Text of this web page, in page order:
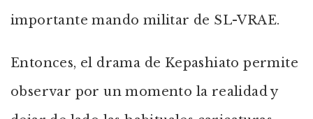
importante mando militar de SL-VRAE.
Entonces, el drama de Kepashiato permite
observar por un momento la realidad y